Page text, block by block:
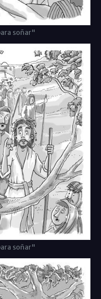
soñar"
soñar"